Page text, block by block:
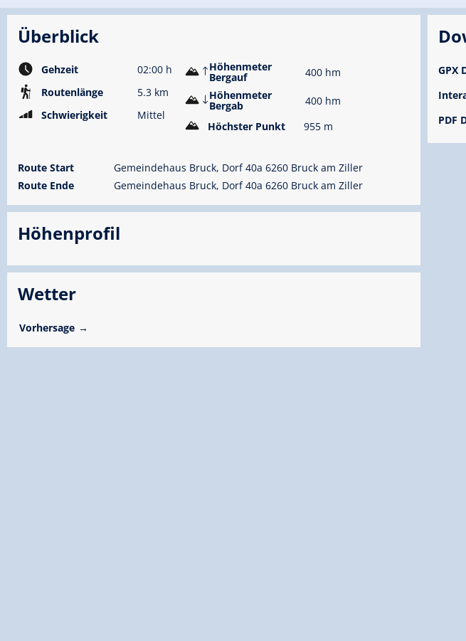
Überblick
Gehzeit
02:00 h
Routenlänge
5.3 km
Schwierigkeit
Mittel
Höhenmeter
Bergauf
400 hm
Höhenmeter
Bergab
400 hm
Höchster Punkt
955 m
Route Start
Gemeindehaus Bruck, Dorf 40a 6260 Bruck am Ziller
Route Ende
Gemeindehaus Bruck, Dorf 40a 6260 Bruck am Ziller
Höhenprofil
Wetter
Vorhersage
GPX
PDF